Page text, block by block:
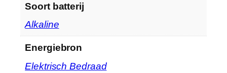
Soort batterij
‎Alkaline
Energiebron
‎Elektrisch Bedraad